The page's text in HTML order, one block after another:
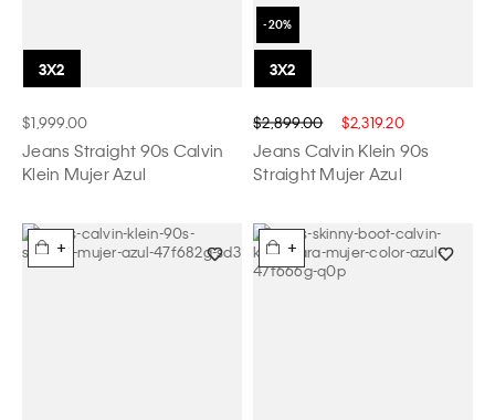
$1,999.00
Jeans Straight 90s Calvin
Klein Mujer Azul
$2,899.00 $2,319.20
Jeans Calvin Klein 90s
Straight Mujer Azul
+ +